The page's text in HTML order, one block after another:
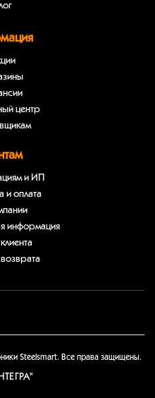
центр
и ИП
и оплата
информация
Steelsmart. Все права защищены.